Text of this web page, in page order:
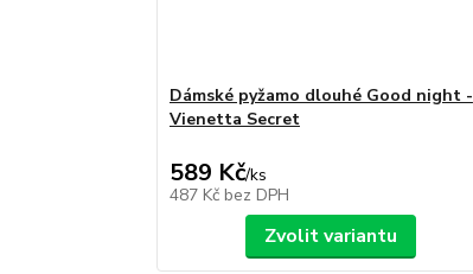
Dámské pyžamo dlouhé Good night -
Vienetta Secret
589 Kč/ks
487 Kč bez DPH
Zvolit variantu